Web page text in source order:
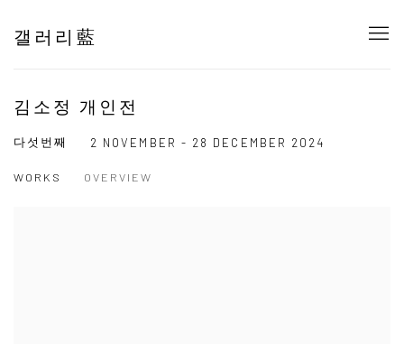
갤러리藍
김소정 개인전
다섯번째 2 NOVEMBER - 28 DECEMBER 2024
WORKS OVERVIEW